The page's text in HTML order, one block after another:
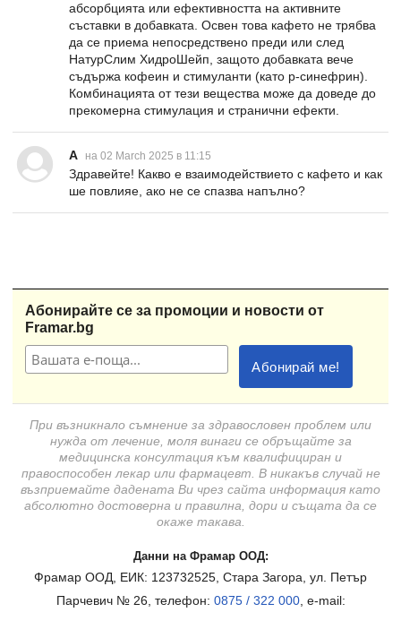
абсорбцията или ефективността на активните
съставки в добавката. Освен това кафето не трябва
да се приема непосредствено преди или след
НатурСлим ХидроШейп, защото добавката вече
съдържа кофеин и стимуланти (като р-синефрин).
Комбинацията от тези вещества може да доведе до
прекомерна стимулация и странични ефекти.
A на 02 March 2025 в 11:15
Здравейте! Какво е взаимодействието с кафето и как
ше повлияе, ако не се спазва напълно?
Абонирайте се за промоции и новости от
Framar.bg
При възникнало съмнение за здравословен проблем или
нужда от лечение, моля винаги се обръщайте за
медицинска консултация към квалифициран и
правоспособен лекар или фармацевт. В никакъв случай не
възприемайте дадената Ви чрез сайта информация като
абсолютно достоверна и правилна, дори и същата да се
окаже такава.
Данни на Фрамар ООД:
Фрамар ООД, ЕИК: 123732525, Стара Загора, ул. Петър
Парчевич № 26, телефон: 0875 / 322 000, e-mail: